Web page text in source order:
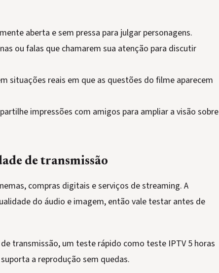
aberta e sem pressa para julgar personagens.
ou falas que chamarem sua atenção para discutir
situações reais em que as questões do filme aparecem
impressões com amigos para ampliar a visão sobre
de transmissão
compras digitais e serviços de streaming. A
do áudio e imagem, então vale testar antes de
transmissão, um teste rápido como teste IPTV 5 horas
a reprodução sem quedas.